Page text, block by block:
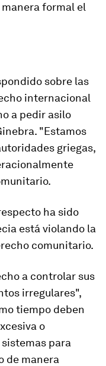
formal el
sobre las
internacional
a pedir asilo
"Estamos
griegas,
ha sido
está violando la
comunitario.
a controlar sus
irregulares",
tiempo deben
o
para
de manera